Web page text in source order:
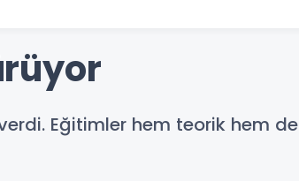
Eğitimler hem teorik hem de